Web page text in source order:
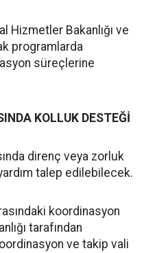
Hizmetler Bakanlığı ve
programlarda
süreçlerine
KOLLUK DESTEĞİ
direnç veya zorluk
talep edilebilecek.
koordinasyon
tarafından
ve takip vali